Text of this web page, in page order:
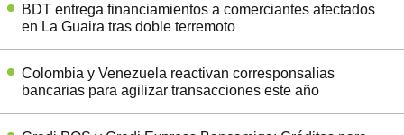
BDT entrega financiamientos a comerciantes afectados
en La Guaira tras doble terremoto
Colombia y Venezuela reactivan corresponsalías
bancarias para agilizar transacciones este año